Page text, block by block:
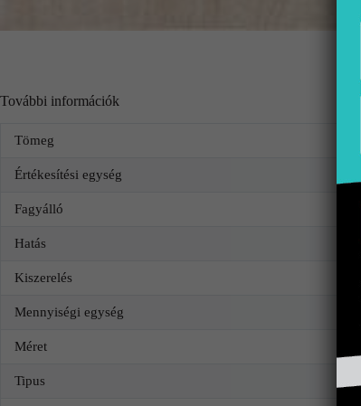
További információk
Tömeg
Értékesítési egység
Fagyálló
Hatás
Kiszerelés
Mennyiségi egység
Méret
Tipus